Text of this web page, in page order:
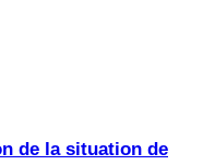
de la situation de